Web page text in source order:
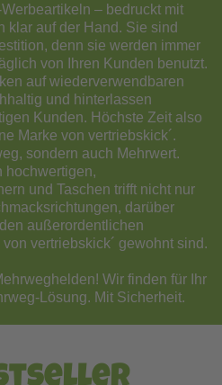
– bedruckt mit
klar auf der Hand. Sie sind
denn sie werden immer
von Ihren Kunden benutzt.
auf wiederverwendbaren
und hinterlassen
Kunden. Höchste Zeit also
Marke von vertriebskick´.
sondern auch Mehrwert.
hochwertigen,
und Taschen trifft nicht nur
darüber
außerordentlichen
vertriebskick´ gewohnt sind.
Wir finden für Ihr
Lösung. Mit Sicherheit.